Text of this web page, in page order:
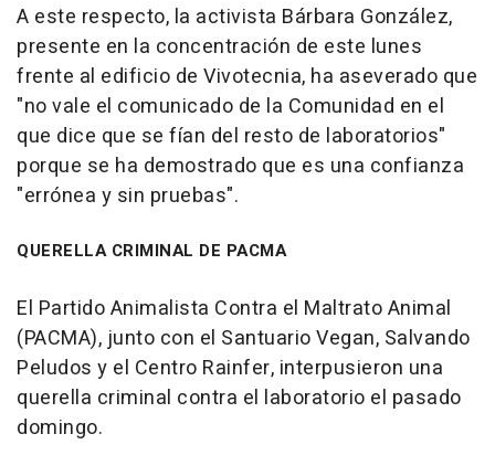
A este respecto, la activista Bárbara González,
presente en la concentración de este lunes
frente al edificio de Vivotecnia, ha aseverado que
"no vale el comunicado de la Comunidad en el
que dice que se fían del resto de laboratorios"
porque se ha demostrado que es una confianza
"errónea y sin pruebas".
QUERELLA CRIMINAL DE PACMA
El Partido Animalista Contra el Maltrato Animal
(PACMA), junto con el Santuario Vegan, Salvando
Peludos y el Centro Rainfer, interpusieron una
querella criminal contra el laboratorio el pasado
domingo.